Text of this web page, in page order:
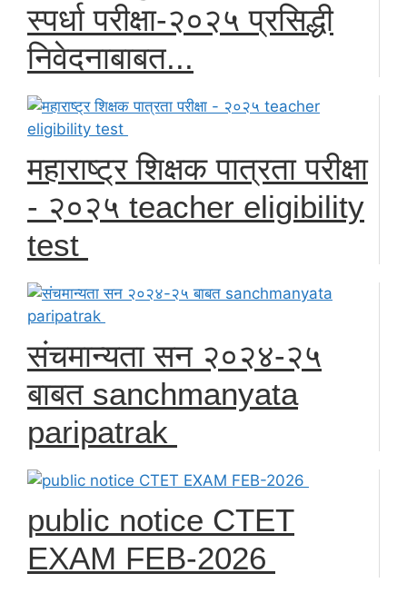
स्पर्धा परीक्षा-२०२५ प्रसिद्धी
निवेदनाबाबत...
महाराष्ट्र शिक्षक पात्रता परीक्षा
- २०२५ teacher eligibility
test
संचमान्यता सन २०२४-२५
बाबत sanchmanyata
paripatrak
public notice CTET
EXAM FEB-2026